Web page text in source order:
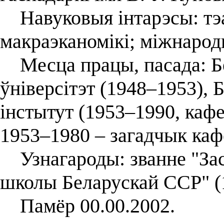
Навуковыя інтарэсы:
макраэканомікі;
Месца працы, пасада:
ўніверсітэт (1948–1953),
інстытут (1953–1990,
1953–1980 – загадчык
Узнагароды: званне
школы Беларускай ССР"
Памёр 00.00.2002.